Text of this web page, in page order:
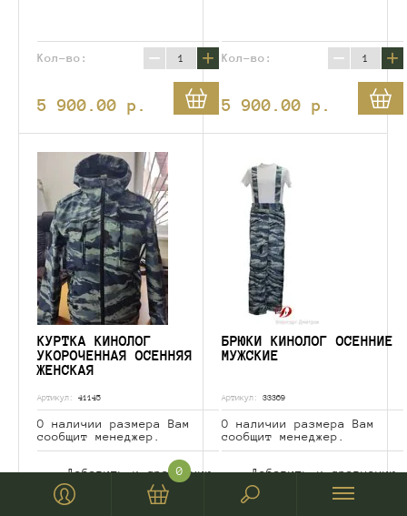
Кол-во: − +
5 900.00 p.
Кол-во: − +
5 900.00 p.
КУРТКА КИНОЛОГ
УКОРОЧЕННАЯ ОСЕННЯЯ
ЖЕНСКАЯ
Артикул: 41145
О наличии размера Вам
сообщит менеджер.
Добавить к сравнению
БРЮКИ КИНОЛОГ ОСЕННИЕ
МУЖСКИЕ
Артикул: 33369
О наличии размера Вам
сообщит менеджер.
Добавить к сравнению
0